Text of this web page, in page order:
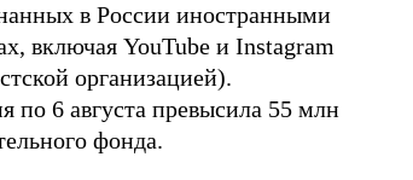
в России иностранными
включая YouTube и Instagram
организацией).
по 6 августа превысила 55 млн
фонда.